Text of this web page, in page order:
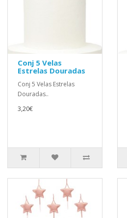
Conj 5 Velas
Estrelas Douradas
Conj 5 Velas Estrelas
Douradas..
3,20€